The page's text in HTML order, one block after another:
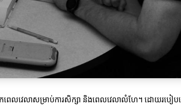
េលវេលាសម្រាប់ការសិក្សា និងពេលវេលាលំហែ។ ដោយរបៀបន